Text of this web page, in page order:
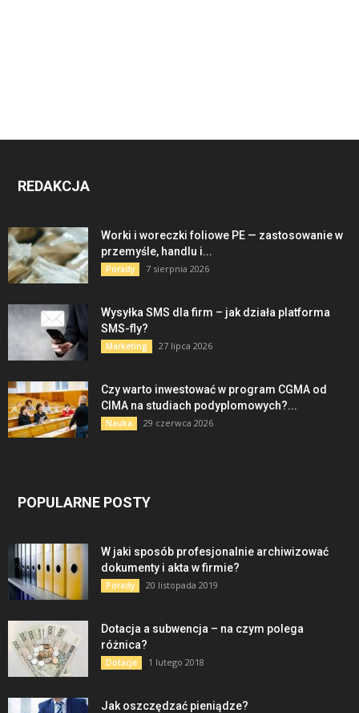
REDAKCJA
Worki i woreczki foliowe PE — zastosowanie w
przemyśle, handlu i...
Porady 7 sierpnia 2026
Wysyłka SMS dla firm – jak działa platforma
SMS-fly?
Marketing 27 lipca 2026
Czy warto inwestować w program CGMA od
CIMA na studiach podyplomowych?...
Nauka 29 czerwca 2026
POPULARNE POSTY
W jaki sposób profesjonalnie archiwizować
dokumenty i akta w firmie?
Porady 20 listopada 2019
Dotacja a subwencja – na czym polega
różnica?
Dotacje 1 lutego 2018
Jak oszczędzać pieniądze?